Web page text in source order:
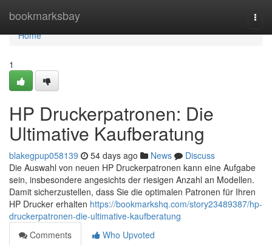
bookmarksbay
Home
Home
1
HP Druckerpatronen: Die
Ultimative Kaufberatung
blakegpup058139 54 days ago News
Discuss
Die Auswahl von neuen HP Druckerpatronen kann eine Aufgabe
sein, insbesondere angesichts der riesigen Anzahl an Modellen.
Damit sicherzustellen, dass Sie die optimalen Patronen für Ihren
HP Drucker erhalten https://bookmarkshq.com/story23489387/hp-
druckerpatronen-die-ultimative-kaufberatung
Comments
Who Upvoted